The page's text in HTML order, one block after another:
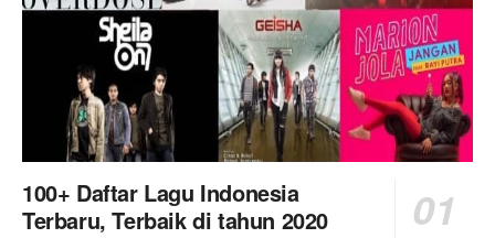
100+ Daftar Lagu Indonesia
Terbaru, Terbaik di tahun 2020